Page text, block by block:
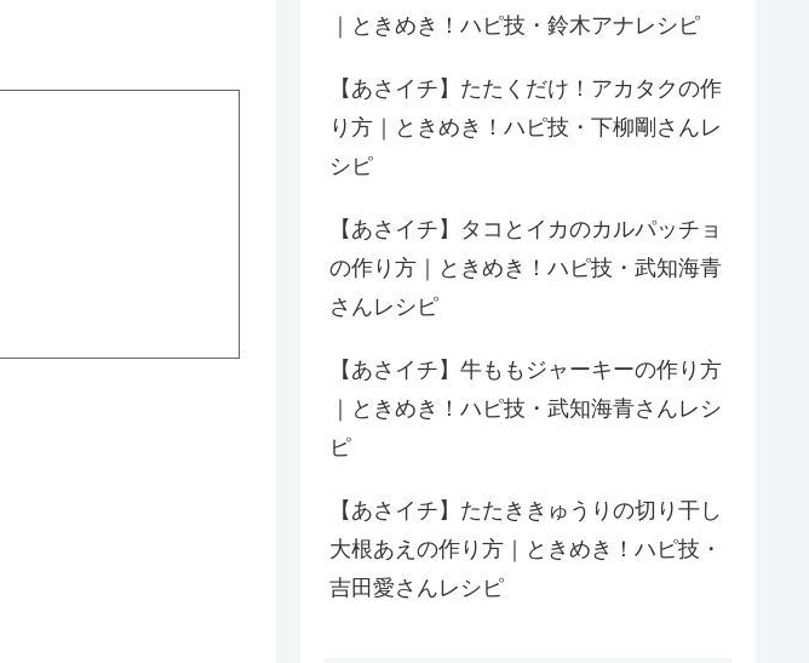
｜ときめき！ハピ技・鈴木アナレシピ
【あさイチ】たたくだけ！アカタクの作
り方｜ときめき！ハピ技・下柳剛さんレ
シピ
【あさイチ】タコとイカのカルパッチョ
の作り方｜ときめき！ハピ技・武知海青
さんレシピ
【あさイチ】牛ももジャーキーの作り方
｜ときめき！ハピ技・武知海青さんレシ
ピ
【あさイチ】たたききゅうりの切り干し
大根あえの作り方｜ときめき！ハピ技・
吉田愛さんレシピ